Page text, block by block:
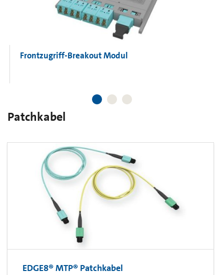
Frontzugriff-Breakout Modul
Patchkabel
EDGE8® MTP® Patchkabel